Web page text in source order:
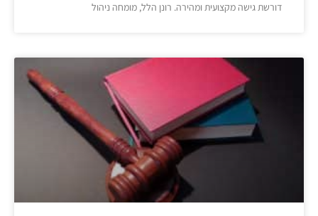
דורשת גישה מקצועית ומהירה. רונן הלל, מומחה ניהול